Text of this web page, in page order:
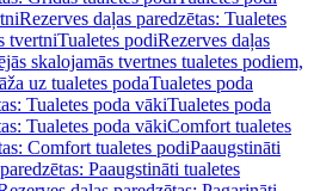
Rezerves daļas paredzētas: Tualetes
tvertniTualetes podiRezerves daļas
skalojamās tvertnes tualetes podiem,
uz tualetes podaTualetes poda
Tualetes poda vākiTualetes poda
Tualetes poda vākiComfort tualetes
Comfort tualetes podiPaaugstināti
Paaugstināti tualetes